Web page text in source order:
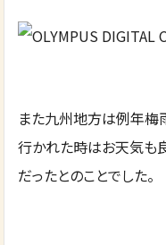
また九州地方は例年梅
行かれた時はお天気も
だったとのことでした。